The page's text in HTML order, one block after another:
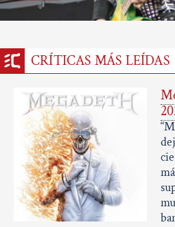
CRÍTICAS MÁS LEÍDAS